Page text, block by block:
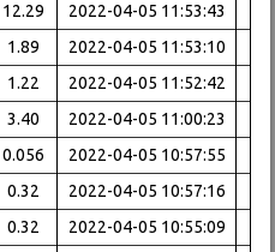
12.29
2022-04-05 11:53:43
1.89
2022-04-05 11:53:10
1.22
2022-04-05 11:52:42
3.40
2022-04-05 11:00:23
0.056
2022-04-05 10:57:55
0.32
2022-04-05 10:57:16
0.32
2022-04-05 10:55:09